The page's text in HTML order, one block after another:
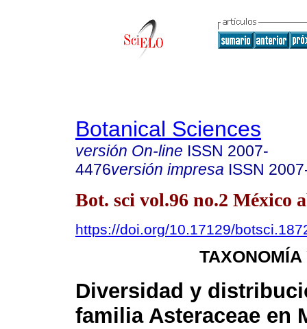
Botanical Sciences
versión On-line ISSN 2007-
4476versión impresa ISSN
Bot. sci vol.96 no.2 México
https://doi.org/10.17129/
Diversidad y
familia Asteraceae en